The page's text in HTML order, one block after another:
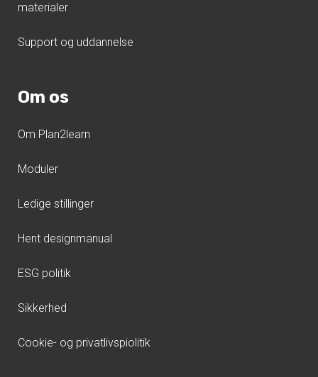
materialer
Support og uddannelse
Om os
Om Plan2learn
Moduler
Ledige stillinger
Hent designmanual
ESG politik
Sikkerhed
Cookie- og privatlivspiolitik